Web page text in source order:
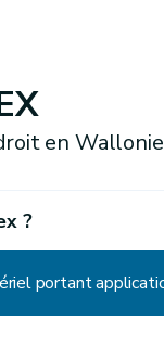
en Wallonie
?